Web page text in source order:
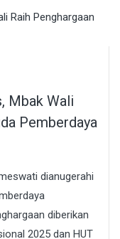
Mbak Wali
Pemberdaya
dianugerahi
diberikan
2025 dan HUT